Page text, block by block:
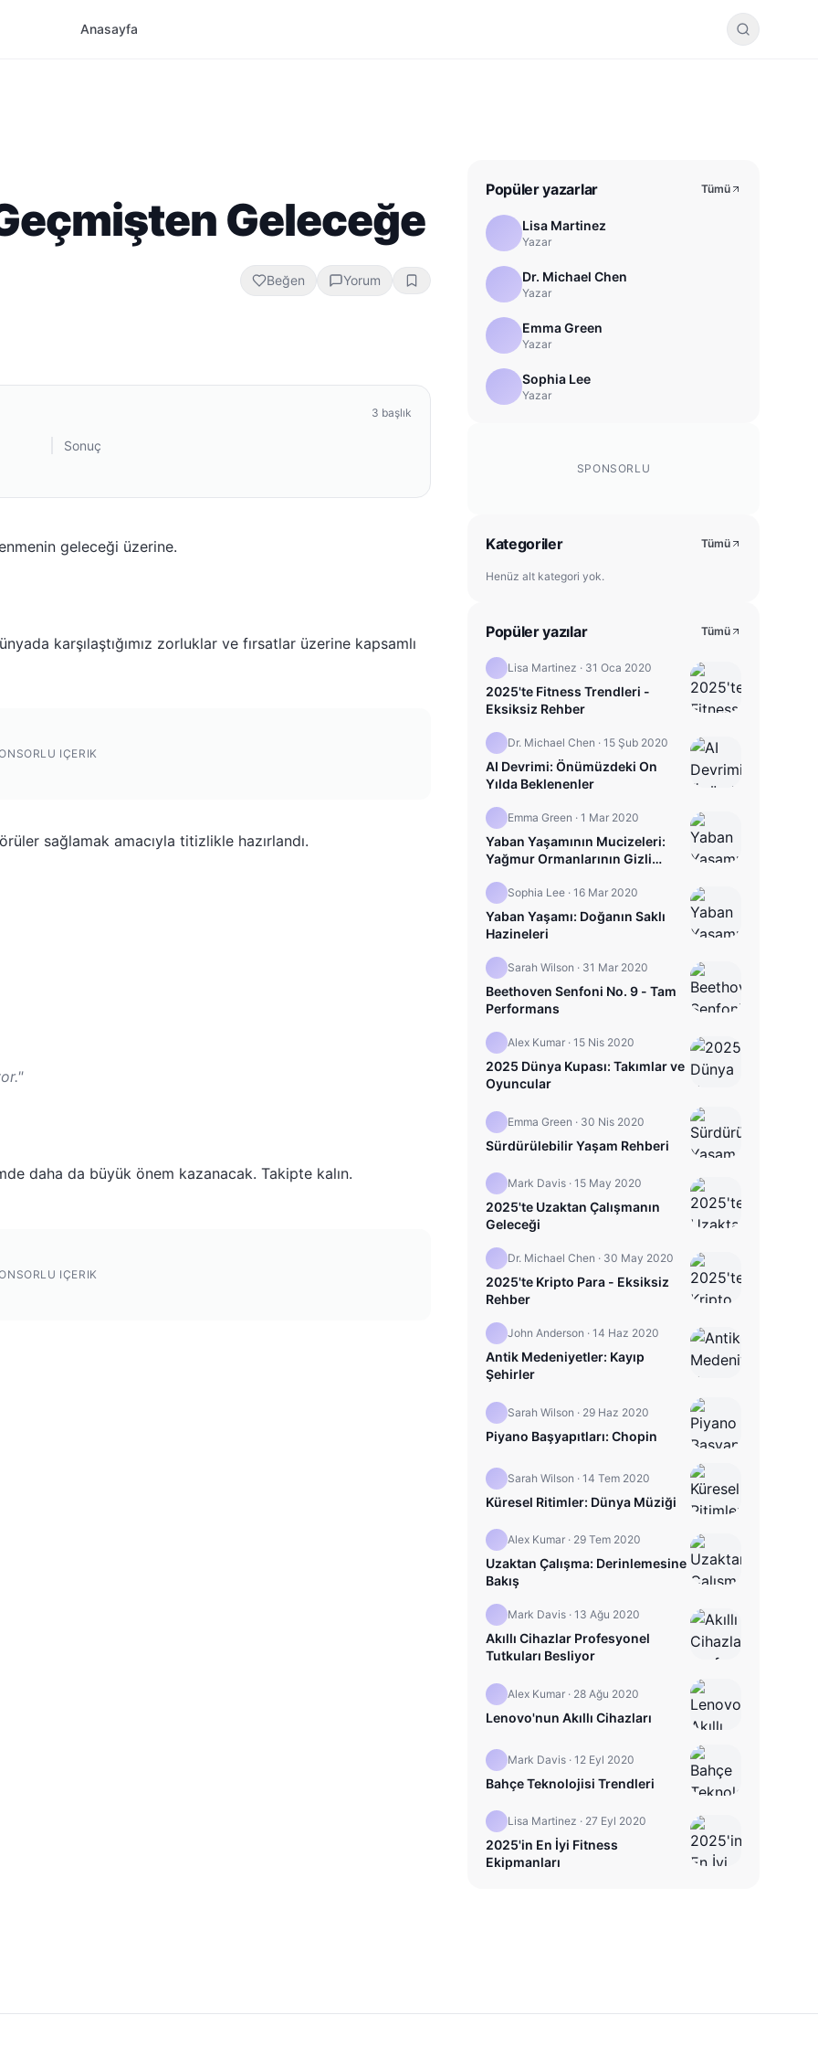
Anasayfa
Geleceğe
Beğen Yorum
3 başlık
Sonuç
geleceği üzerine.
karşılaştığımız zorluklar ve fırsatlar üzerine kapsamlı
IÇERIK
sağlamak amacıyla titizlikle hazırlandı.
daha da büyük önem kazanacak. Takipte kalın.
IÇERIK
Popüler yazarlar Tümü
Lisa Martinez
Yazar
Dr. Michael Chen
Yazar
Emma Green
Yazar
Sophia Lee
Yazar
SPONSORLU
Kategoriler Tümü
Henüz alt kategori yok.
Popüler yazılar Tümü
Lisa Martinez · 31 Oca 2020
2025'te Fitness Trendleri -
Eksiksiz Rehber
Dr. Michael Chen · 15 Şub 2020
AI Devrimi: Önümüzdeki On
Yılda Beklenenler
Emma Green · 1 Mar 2020
Yaban Yaşamının Mucizeleri:
Yağmur Ormanlarının Gizli
Sophia Lee · 16 Mar 2020
Yaban Yaşamı: Doğanın Saklı
Hazineleri
Sarah Wilson · 31 Mar 2020
Beethoven Senfoni No. 9 - Tam
Performans
Alex Kumar · 15 Nis 2020
2025 Dünya Kupası: Takımlar ve
Oyuncular
Emma Green · 30 Nis 2020
Sürdürülebilir Yaşam Rehberi
Mark Davis · 15 May 2020
2025'te Uzaktan Çalışmanın
Geleceği
Dr. Michael Chen · 30 May 2020
2025'te Kripto Para - Eksiksiz
Rehber
John Anderson · 14 Haz 2020
Antik Medeniyetler: Kayıp
Şehirler
Sarah Wilson · 29 Haz 2020
Piyano Başyapıtları: Chopin
Sarah Wilson · 14 Tem 2020
Küresel Ritimler: Dünya Müziği
Alex Kumar · 29 Tem 2020
Uzaktan Çalışma: Derinlemesine
Bakış
Mark Davis · 13 Ağu 2020
Akıllı Cihazlar Profesyonel
Tutkuları Besliyor
Alex Kumar · 28 Ağu 2020
Lenovo'nun Akıllı Cihazları
Mark Davis · 12 Eyl 2020
Bahçe Teknolojisi Trendleri
Lisa Martinez · 27 Eyl 2020
2025'in En İyi Fitness
Ekipmanları